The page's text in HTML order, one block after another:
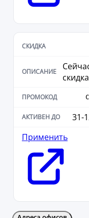
31-
Применить